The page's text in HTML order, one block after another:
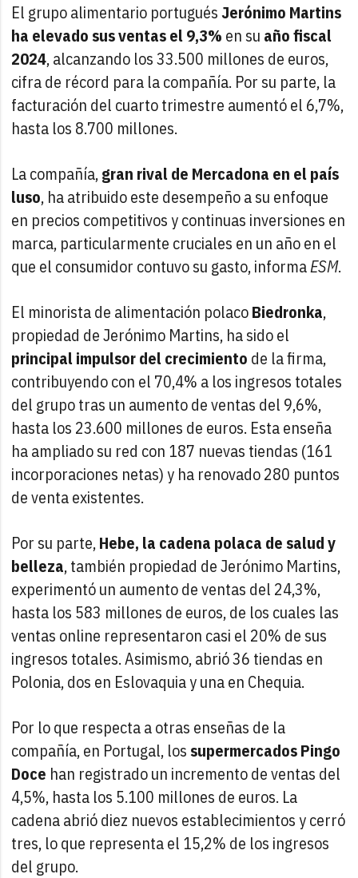
El grupo alimentario portuguésJerónimo Martins
ha elevado sus ventas el 9,3% en su año fiscal
2024, alcanzando los 33.500 millones de euros,
cifra de récord para la compañía. Por su parte, la
facturación del cuarto trimestre aumentó el 6,7%,
hasta los 8.700 millones.
La compañía,gran rival de Mercadona en el país
luso, ha atribuido este desempeño a su enfoque
en precios competitivos y continuas inversiones en
marca, particularmente cruciales en un año en el
que el consumidor contuvo su gasto, informaESM.
El minorista de alimentación polacoBiedronka,
propiedad de Jerónimo Martins, ha sido el
principal impulsor del crecimiento de la firma,
contribuyendo con el 70,4% a los ingresos totales
del grupo tras un aumento de ventas del 9,6%,
hasta los 23.600 millones de euros. Esta enseña
ha ampliado su red con 187 nuevas tiendas (161
incorporaciones netas) y ha renovado 280 puntos
de venta existentes.
Por su parte,Hebe, la cadena polaca de salud y
belleza, también propiedad de Jerónimo Martins,
experimentó un aumento de ventas del 24,3%,
hasta los 583 millones de euros, de los cuales las
ventas online representaron casi el 20% de sus
ingresos totales. Asimismo, abrió 36 tiendas en
Polonia, dos en Eslovaquia y una en Chequia.
Por lo que respecta a otras enseñas de la
compañía, en Portugal, los supermercados Pingo
Doce han registrado un incremento de ventas del
4,5%, hasta los 5.100 millones de euros. La
cadena abrió diez nuevos establecimientos y cerró
tres, lo que representa el 15,2% de los ingresos
del grupo.